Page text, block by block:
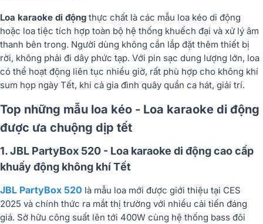
Loa karaoke di động thực chất là các mẫu loa kéo di động
hoặc loa tiệc tích hợp toàn bộ hệ thống khuếch đại và xử lý âm
thanh bên trong. Người dùng không cần lắp đặt thêm thiết bị
rời, không phải đi dây phức tạp. Với pin sạc dung lượng lớn, loa
có thể hoạt động liên tục nhiều giờ, rất phù hợp cho không khí
sum họp ngày Tết, khi cả gia đình quây quần ca hát, giải trí.
Top những mẫu loa kéo - Loa karaoke di động
được ưa chuộng dịp tết
1. JBL PartyBox 520 - Loa karaoke di động cao cấp
khuấy động không khí Tết
JBL PartyBox 520 là mẫu loa mới được giới thiệu tại CES
2025 và chính thức ra mắt thị trường với nhiều cải tiến đáng
giá. Sở hữu công suất lên tới 400W cùng hệ thống bass đôi